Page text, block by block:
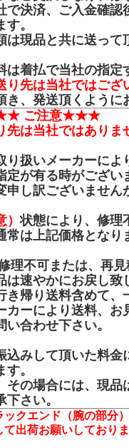
で決済、ご入金確認
す。
は現品と共に送って
は着払で当社の指定
り先は当社ではござ
き、発送頂くように
ご注意★★★
先は当社ではありま
り扱いメーカーによ
定が有る時がござい
申し訳ございません
）状態により、修理
常は上記価格となり
理不可または、再見
は速やかにお戻し致
き帰り送料含めて、
カーにより送料、お
い合わせ下さい。
込みして頂いた料金
す。
その場合には、現品
下さい。
クエンド（腕の部分
て出荷お願いしておりま